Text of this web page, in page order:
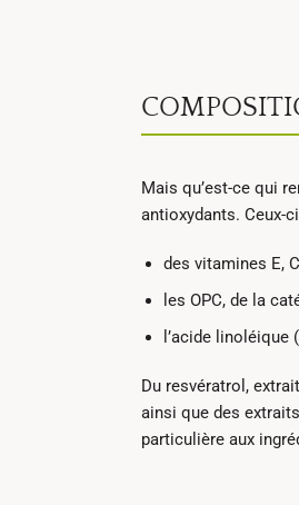
Mais qu’est-ce qui
antioxydants. Ceux-
des vitamines E,
les OPC, de la
l’acide linoléique
Du resvératrol,
ainsi que des
particulière aux